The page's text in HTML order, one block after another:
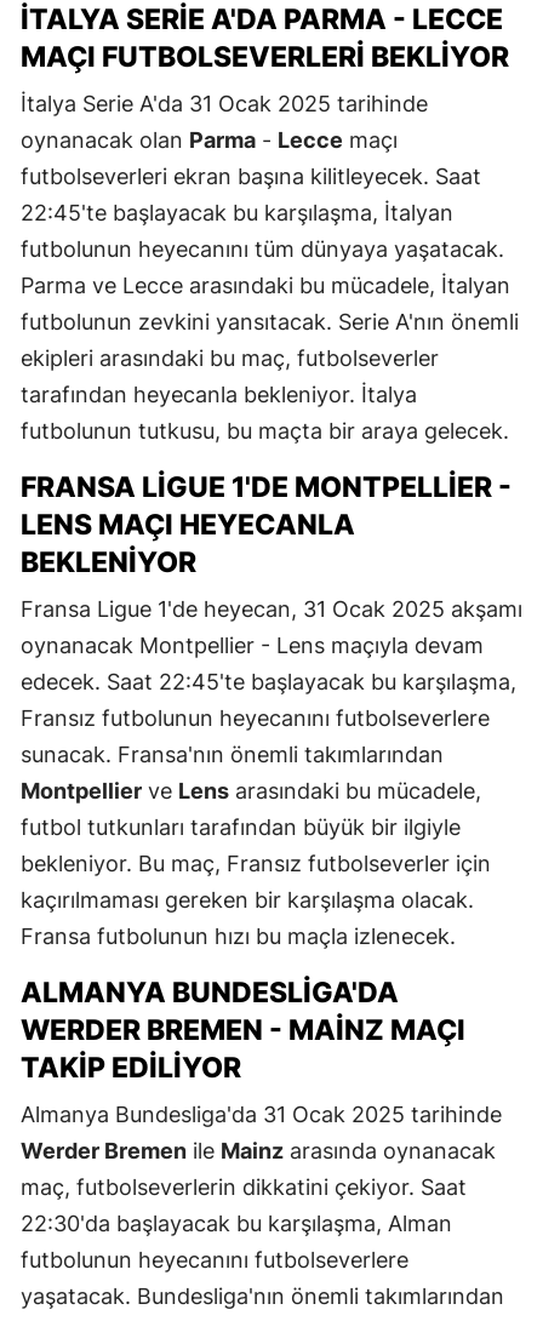
İTALYA SERIE A'DA PARMA - LECCE
MAÇI FUTBOLSEVERLERI BEKLIYOR
İtalya Serie A'da 31 Ocak 2025 tarihinde
oynanacak olan Parma - Lecce maçı
futbolseverleri ekran başına kilitleyecek. Saat
22:45'te başlayacak bu karşılaşma, İtalyan
futbolunun heyecanını tüm dünyaya yaşatacak.
Parma ve Lecce arasındaki bu mücadele, İtalyan
futbolunun zevkini yansıtacak. Serie A'nın önemli
ekipleri arasındaki bu maç, futbolseverler
tarafından heyecanla bekleniyor. İtalya
futbolunun tutkusu, bu maçta bir araya gelecek.
FRANSA LIGUE 1'DE MONTPELLIER -
LENS MAÇI HEYECANLA
BEKLENIYOR
Fransa Ligue 1'de heyecan, 31 Ocak 2025 akşamı
oynanacak Montpellier - Lens maçıyla devam
edecek. Saat 22:45'te başlayacak bu karşılaşma,
Fransız futbolunun heyecanını futbolseverlere
sunacak. Fransa'nın önemli takımlarından
Montpellier ve Lens arasındaki bu mücadele,
futbol tutkunları tarafından büyük bir ilgiyle
bekleniyor. Bu maç, Fransız futbolseverler için
kaçırılmaması gereken bir karşılaşma olacak.
Fransa futbolunun hızı bu maçla izlenecek.
ALMANYA BUNDESLIGA'DA
WERDER BREMEN - MAINZ MAÇI
TAKIP EDILIYOR
Almanya Bundesliga'da 31 Ocak 2025 tarihinde
Werder Bremen ile Mainz arasında oynanacak
maç, futbolseverlerin dikkatini çekiyor. Saat
22:30'da başlayacak bu karşılaşma, Alman
futbolunun heyecanını futbolseverlere
yaşatacak. Bundesliga'nın önemli takımlarından